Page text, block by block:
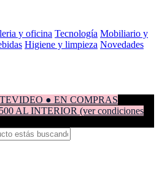
y oficina Tecnología Mobiliario y
Higiene y limpieza Novedades
● EN COMPRAS
AL INTERIOR (ver condiciones